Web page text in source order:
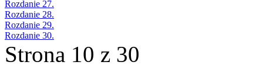
Rozdanie 27.
Rozdanie 28.
Rozdanie 29.
Rozdanie 30.
Strona 10 z 30